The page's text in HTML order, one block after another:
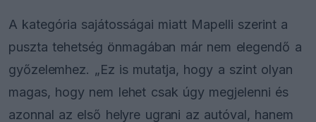
A kategória sajátosságai miatt Mapelli szerint a
puszta tehetség önmagában már nem elegendő a
győzelemhez. „Ez is mutatja, hogy a szint olyan
magas, hogy nem lehet csak úgy megjelenni és
azonnal az első helyre ugrani az autóval, hanem